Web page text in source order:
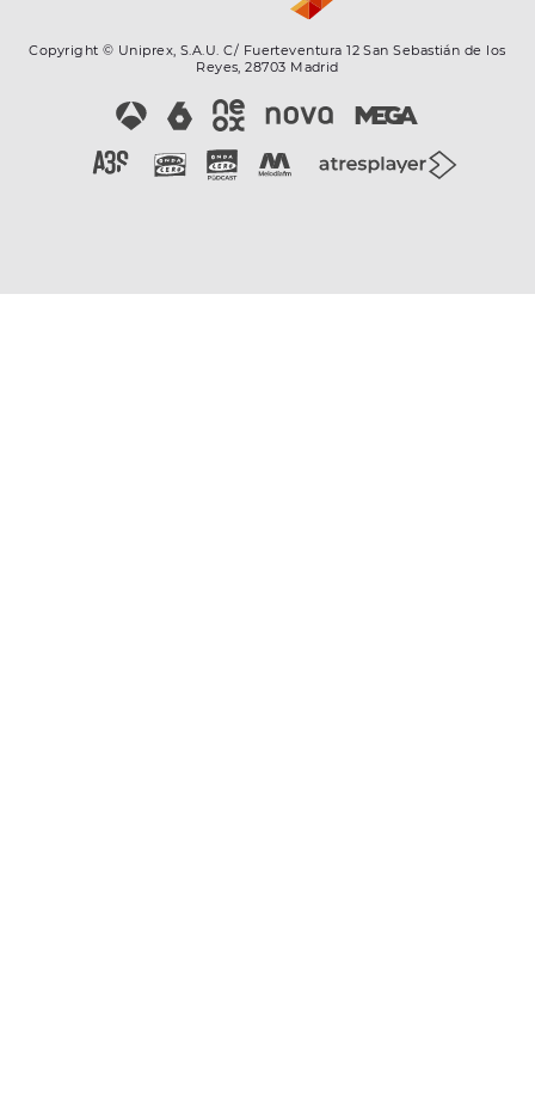
Copyright © Uniprex, S.A.U. C/ Fuerteventura 12 San Sebastián de los
Reyes, 28703 Madrid